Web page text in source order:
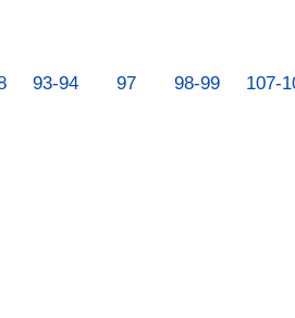
93-94 97 98-99 107-